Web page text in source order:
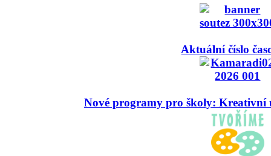
Aktuální číslo
Nové programy pro školy: Kreativní